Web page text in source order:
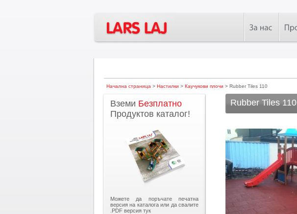
Начална страница > Настилки > Каучукови плочи > Rubber Tiles 110
Вземи Безплатно
Продуктов каталог!
Можете да поръчате печатна
версия на каталога или да свалите
.PDF версия тук
Rubber Tiles 110